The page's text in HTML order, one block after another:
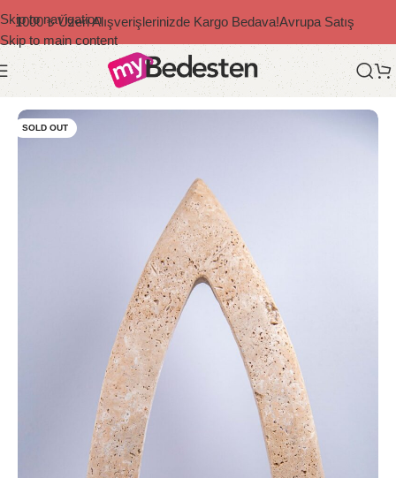
Skip to navigation
Skip to main content
1000 ₺ Üzeri Alışverişlerinizde Kargo Bedava!Avrupa Satış
Ana Sayfa Dekoratif Ürünler / Modern
SOLD OUT